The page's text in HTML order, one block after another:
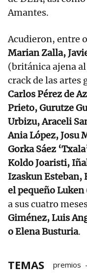
Amantes.
Acudieron, entre
Marian Zalla,
(británica ajena
crack de las artes
Carlos Pérez de
Prieto, Gurutze
Urbizu, Araceli
Ania López, Josu
Gorka Sáez
Koldo Joaristi,
Izaskun Esteban,
el pequeño Luken
a sus cuatro
Giménez, Luis
o Elena Busturia.
TEMAS premios